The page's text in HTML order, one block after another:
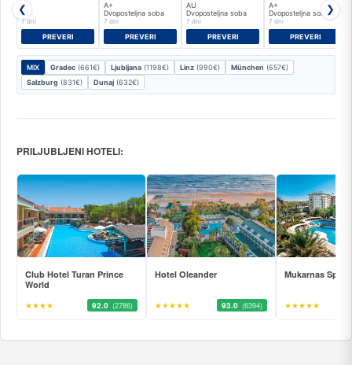
❮A+
FZ
7 dni
PREVERI
A+
Dvoposteljna soba
7 dni
PREVERI
AU
Dvoposteljna soba
7 dni
PREVERI
A+
Dvoposteljna soba
7 dni
PREVERI
❯
MIX Gradec (661€) Ljubljana (1198€) Linz (990€) München (657€)
Salzburg (831€) Dunaj (632€)
PRILJUBLJENI HOTELI:
Club Hotel Turan Prince
World
★★★★ 92.0 (2786)
Hotel Oleander
★★★★★ 93.0 (6394)
Mukarnas Spa
★★★★★